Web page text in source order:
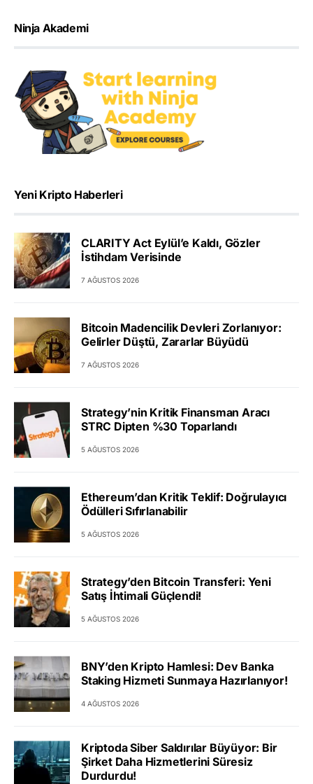
Ninja Akademi
Yeni Kripto Haberleri
CLARITY Act Eylül’e Kaldı, Gözler
İstihdam Verisinde
7 AĞUSTOS 2026
Bitcoin Madencilik Devleri Zorlanıyor:
Gelirler Düştü, Zararlar Büyüdü
7 AĞUSTOS 2026
Strategy’nin Kritik Finansman Aracı
STRC Dipten %30 Toparlandı
5 AĞUSTOS 2026
Ethereum’dan Kritik Teklif: Doğrulayıcı
Ödülleri Sıfırlanabilir
5 AĞUSTOS 2026
Strategy’den Bitcoin Transferi: Yeni
Satış İhtimali Güçlendi!
5 AĞUSTOS 2026
BNY’den Kripto Hamlesi: Dev Banka
Staking Hizmeti Sunmaya Hazırlanıyor!
4 AĞUSTOS 2026
Kriptoda Siber Saldırılar Büyüyor: Bir
Şirket Daha Hizmetlerini Süresiz
Durdurdu!